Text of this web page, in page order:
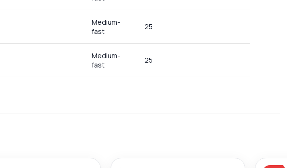
Medium-
fast
25
Medium-
fast
25